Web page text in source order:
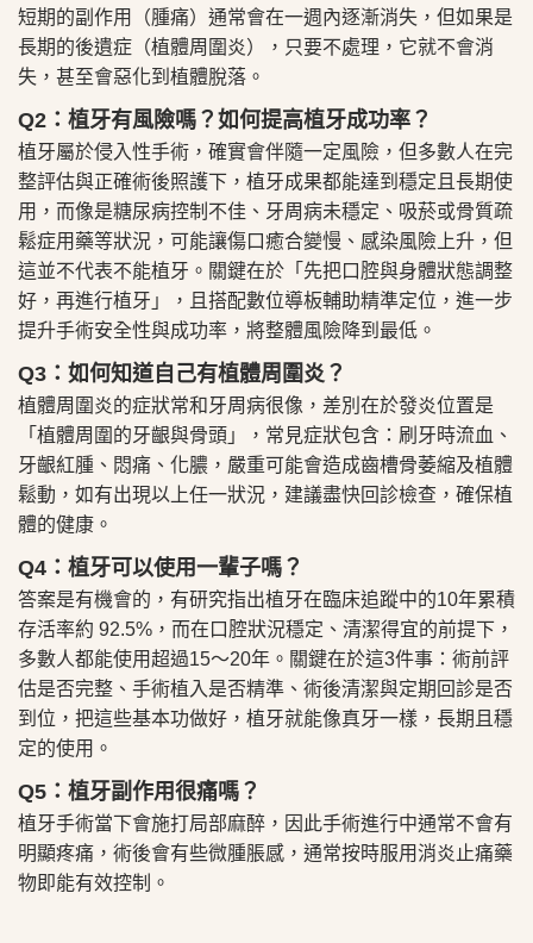
短期的副作用（腫痛）通常會在一週內逐漸消失，但如果是
長期的後遺症（植體周圍炎），只要不處理，它就不會消
失，甚至會惡化到植體脫落。
Q2：植牙有風險嗎？如何提高植牙成功率？
植牙屬於侵入性手術，確實會伴隨一定風險，但多數人在完
整評估與正確術後照護下，植牙成果都能達到穩定且長期使
用，而像是糖尿病控制不佳、牙周病未穩定、吸菸或骨質疏
鬆症用藥等狀況，可能讓傷口癒合變慢、感染風險上升，但
這並不代表不能植牙。關鍵在於「先把口腔與身體狀態調整
好，再進行植牙」，且搭配數位導板輔助精準定位，進一步
提升手術安全性與成功率，將整體風險降到最低。
Q3：如何知道自己有植體周圍炎？
植體周圍炎的症狀常和牙周病很像，差別在於發炎位置是
「植體周圍的牙齦與骨頭」，常見症狀包含：刷牙時流血、
牙齦紅腫、悶痛、化膿，嚴重可能會造成齒槽骨萎縮及植體
鬆動，如有出現以上任一狀況，建議盡快回診檢查，確保植
體的健康。
Q4：植牙可以使用一輩子嗎？
答案是有機會的，有研究指出植牙在臨床追蹤中的10年累積
存活率約 92.5%，而在口腔狀況穩定、清潔得宜的前提下，
多數人都能使用超過15～20年。關鍵在於這3件事：術前評
估是否完整、手術植入是否精準、術後清潔與定期回診是否
到位，把這些基本功做好，植牙就能像真牙一樣，長期且穩
定的使用。
Q5：植牙副作用很痛嗎？
植牙手術當下會施打局部麻醉，因此手術進行中通常不會有
明顯疼痛，術後會有些微腫脹感，通常按時服用消炎止痛藥
物即能有效控制。